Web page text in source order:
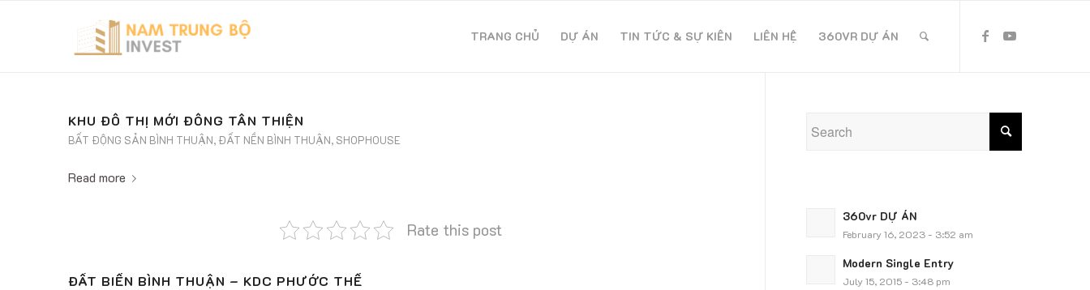
TRANG CHỦ DỰ ÁN TIN TỨC & SỰ KIÊN LIÊN HỆ 360VR DỰ ÁN
KHU ĐÔ THỊ MỚI ĐÔNG TÂN THIỆN
BẤT ĐỘNG SẢN BÌNH THUẬN, ĐẤT NỀN BÌNH THUẬN, SHOPHOUSE
Read more
Rate this post
ĐẤT BIỂN BÌNH THUẬN – KDC PHƯỚC THỂ
360vr DỰ ÁN
February 16, 2023 - 3:52 am
Modern Single Entry
July 15, 2015 - 3:48 pm